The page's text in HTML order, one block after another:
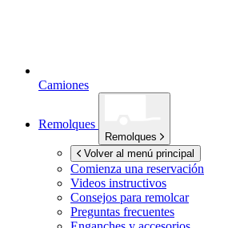
Camiones
Remolques
Remolques
Volver al menú principal
Comienza una reservación
Videos instructivos
Consejos para remolcar
Preguntas frecuentes